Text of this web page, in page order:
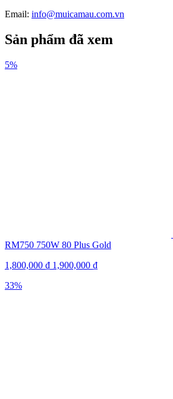
Email: info@muicamau.com.vn
Sản phẩm đã xem
5%
RM750 750W 80 Plus Gold
1,800,000 ₫ 1,900,000 ₫
33%